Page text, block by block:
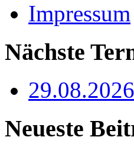
Impressum
Nächste
29.08.2026
Neueste